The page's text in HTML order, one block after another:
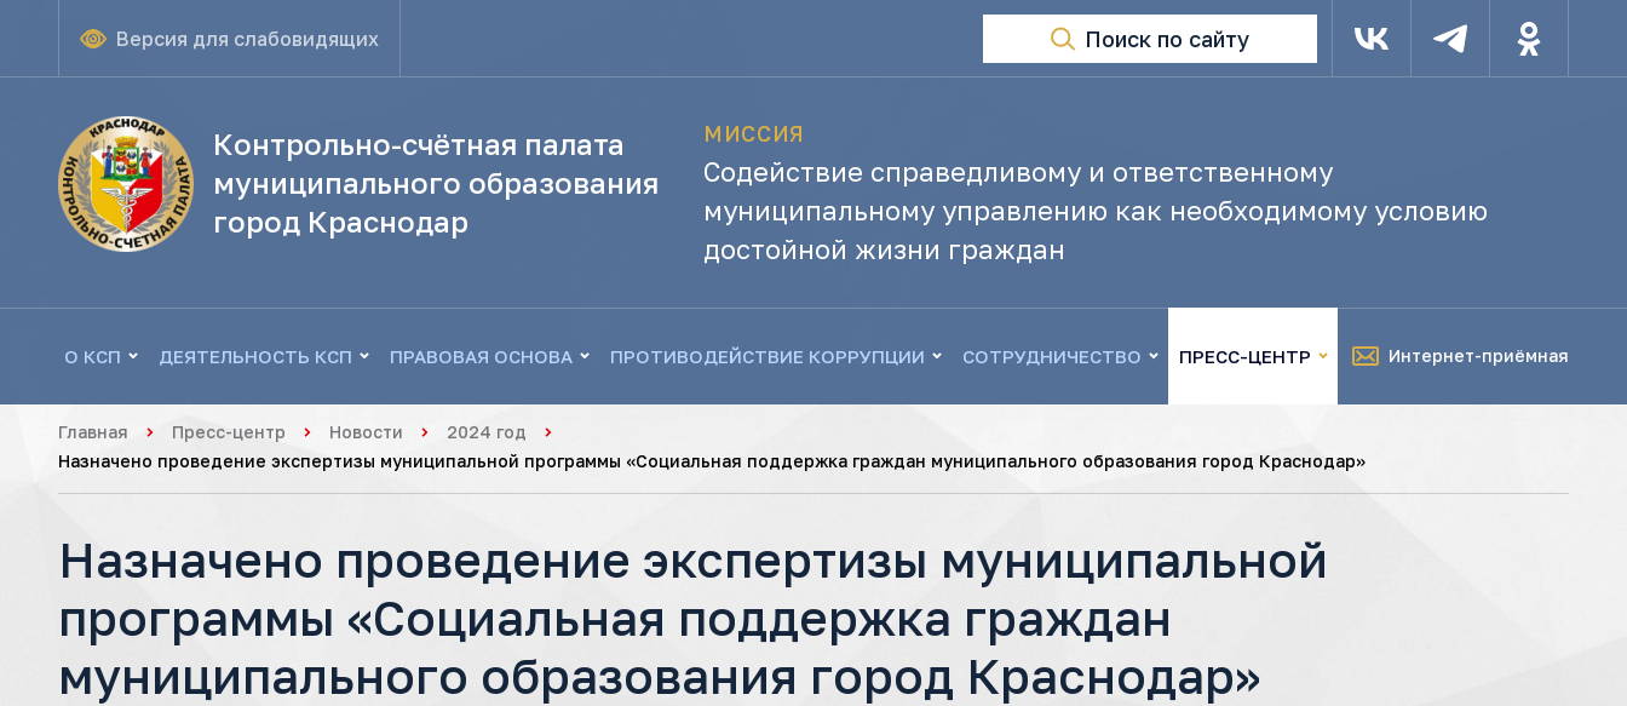
Версия для слабовидящих Поиск по сайту
Контрольно-счётная палата
муниципального образования
город Краснодар
МИССИЯ
Содействие справедливому и ответственному
муниципальному управлению как необходимому условию
достойной жизни граждан
О КСП ДЕЯТЕЛЬНОСТЬ КСП ПРАВОВАЯ ОСНОВА ПРОТИВОДЕЙСТВИЕ КОРРУПЦИИ СОТРУДНИЧЕСТВО ПРЕСС-ЦЕНТР Интернет-приёмная
Главная Пресс-центр Новости
2024 год
Назначено проведение экспертизы муниципальной программы «Социальная поддержка граждан муниципального образования город Краснодар»
Назначено проведение экспертизы муниципальной
программы «Социальная поддержка граждан
муниципального образования город Краснодар»